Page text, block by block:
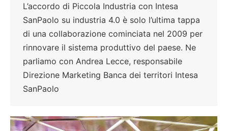
L’accordo di Piccola Industria con Intesa
SanPaolo su industria 4.0 è solo l’ultima tappa
di una collaborazione cominciata nel 2009 per
rinnovare il sistema produttivo del paese. Ne
parliamo con Andrea Lecce, responsabile
Direzione Marketing Banca dei territori Intesa
SanPaolo